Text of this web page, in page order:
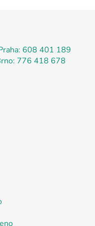
608 401 189
776 418 678